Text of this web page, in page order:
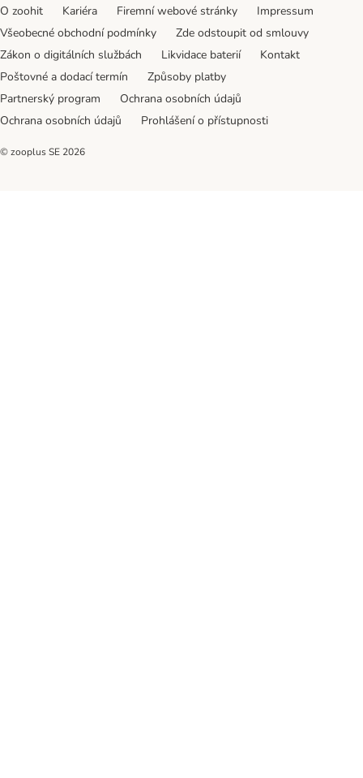
O zoohit Kariéra Firemní webové stránky
Impressum
Všeobecné obchodní podmínky
Zde odstoupit od smlouvy
Zákon o digitálních službách
Likvidace baterií
Kontakt
Poštovné a dodací termín
Způsoby platby
Partnerský program
Ochrana osobních údajů
Ochrana osobních údajů
Prohlášení o přístupnosti
© zooplus SE 2026